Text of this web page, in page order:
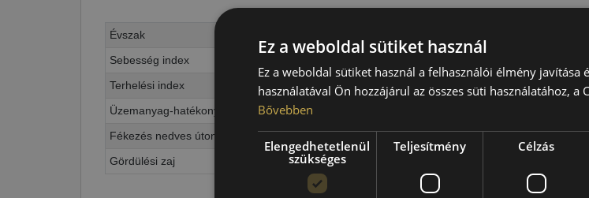
Évszak
Sebesség index
Terhelési index
95=690kg
Üzemanyag-hatékonyság
Fékezés nedves úton
C
Gördülési zaj
Ez a weboldal sütiket használ
Ez a weboldal sütiket használ a felhasználói élmény javítása
használatával Ön hozzájárul az összes süti használatához, a
Bővebben
Elengedhetetlenül
szükséges
Teljesítmény Célzás